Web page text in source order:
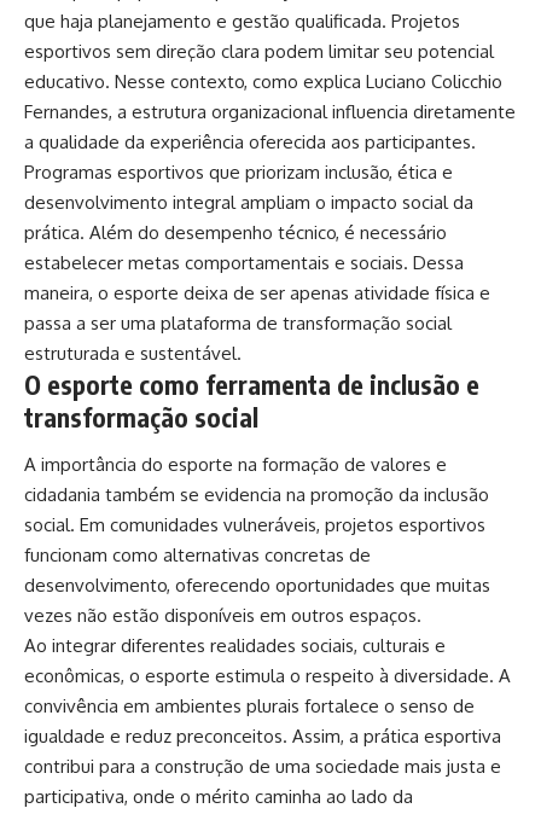
que haja planejamento e gestão qualificada. Projetos
esportivos sem direção clara podem limitar seu potencial
educativo. Nesse contexto, como explica Luciano Colicchio
Fernandes, a estrutura organizacional influencia diretamente
a qualidade da experiência oferecida aos participantes.
Programas esportivos que priorizam inclusão, ética e
desenvolvimento integral ampliam o impacto social da
prática. Além do desempenho técnico, é necessário
estabelecer metas comportamentais e sociais. Dessa
maneira, o esporte deixa de ser apenas atividade física e
passa a ser uma plataforma de transformação social
estruturada e sustentável.
O esporte como ferramenta de inclusão e
transformação social
A importância do esporte na formação de valores e
cidadania também se evidencia na promoção da inclusão
social. Em comunidades vulneráveis, projetos esportivos
funcionam como alternativas concretas de
desenvolvimento, oferecendo oportunidades que muitas
vezes não estão disponíveis em outros espaços.
Ao integrar diferentes realidades sociais, culturais e
econômicas, o esporte estimula o respeito à diversidade. A
convivência em ambientes plurais fortalece o senso de
igualdade e reduz preconceitos. Assim, a prática esportiva
contribui para a construção de uma sociedade mais justa e
participativa, onde o mérito caminha ao lado da